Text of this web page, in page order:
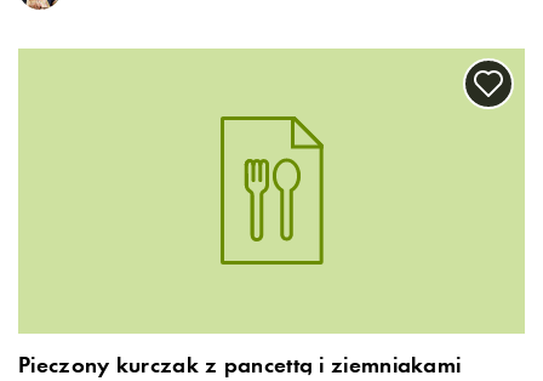
Pieczony kurczak z pancettą i ziemniakami